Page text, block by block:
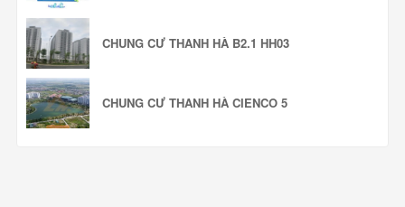
CHUNG CƯ THANH HÀ B2.1 HH03
CHUNG CƯ THANH HÀ CIENCO 5